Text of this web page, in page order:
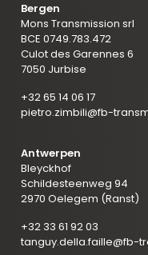
Bergen
Mons Transmission srl
BCE 0749.783.472
Culot des Garennes 6
7050 Jurbise
+32 65 14 06 17
pietro.zimbili@fb-
Antwerpen
Bleyckhof
Schildesteenweg 94
2970 Oelegem (Ranst)
+32 33 61 92 03
tanguy.della.faille@fb-